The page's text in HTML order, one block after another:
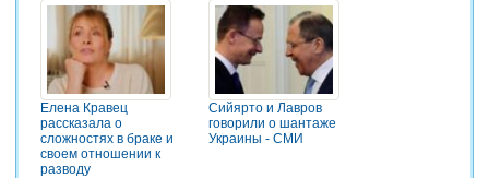
Елена Кравец
рассказала о
сложностях в браке и
своем отношении к
разводу
Сийярто и Лавров
говорили о шантаже
Украины - СМИ